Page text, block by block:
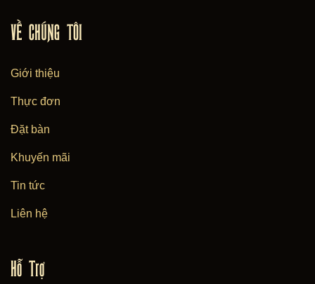
VỀ CHÚNG TÔI
Giới thiệu
Thực đơn
Đặt bàn
Khuyến mãi
Tin tức
Liên hệ
Hỗ Trợ